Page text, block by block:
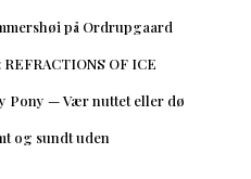
på Ordrupgaard
OF ICE
Pony — Vær nuttet eller dø
og sundt uden